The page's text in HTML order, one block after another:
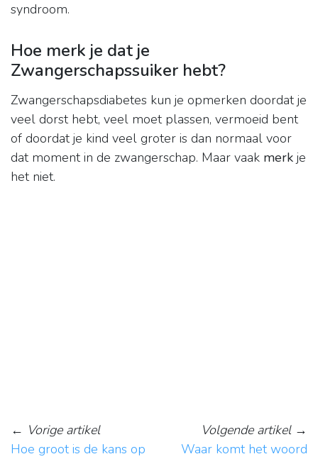
syndroom.
Hoe merk je dat je
Zwangerschapssuiker hebt?
Zwangerschapsdiabetes kun je opmerken doordat je
veel dorst hebt, veel moet plassen, vermoeid bent
of doordat je kind veel groter is dan normaal voor
dat moment in de zwangerschap. Maar vaak merk je
het niet.
← Vorige artikel
Hoe groot is de kans op
Volgende artikel→
Waar komt het woord